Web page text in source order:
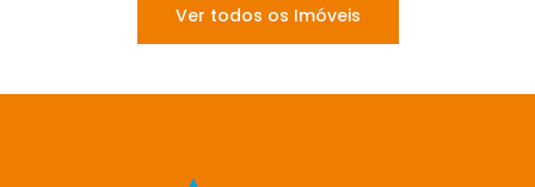
Ver todos os Imóveis